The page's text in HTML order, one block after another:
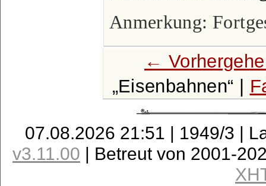
Anmerkung:
←
Eisenbahnen
07.08.2026 21:51 | 1949/3 |
v3.11.00 | Betreut von 2001-